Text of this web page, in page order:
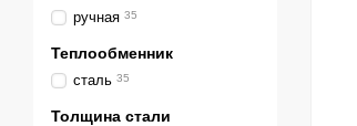
ручная 35
Теплообменник
сталь 35
Толщина стали